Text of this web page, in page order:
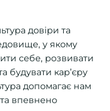
довіри та
у якому
себе, розвивати
будувати кар’єру
допомагає нам
впевнено